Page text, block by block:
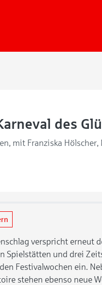
des
mit Franziska Hölscher,
verspricht erneut
Spielstätten und drei
Festivalwochen ein.
stehen ebenso neue